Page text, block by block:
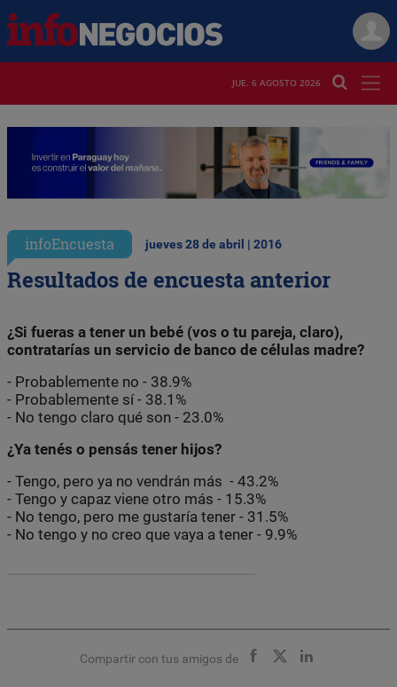
JUE. 6 AGOSTO 2026
infoEncuesta jueves 28 de abril | 2016
Resultados de encuesta anterior
¿Si fueras a tener un bebé (vos o tu pareja, claro),
contratarías un servicio de banco de células madre?
- Probablemente no - 38.9%
- Probablemente sí - 38.1%
- No tengo claro qué son - 23.0%
¿Ya tenés o pensás tener hijos?
- Tengo, pero ya no vendrán más - 43.2%
- Tengo y capaz viene otro más - 15.3%
- No tengo, pero me gustaría tener - 31.5%
- No tengo y no creo que vaya a tener - 9.9%
Compartir con tus amigos de